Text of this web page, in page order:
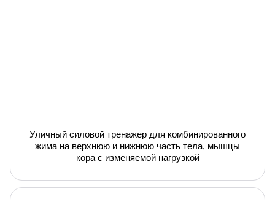
Уличный силовой тренажер для комбинированного
жима на верхнюю и нижнюю часть тела, мышцы
кора с изменяемой нагрузкой